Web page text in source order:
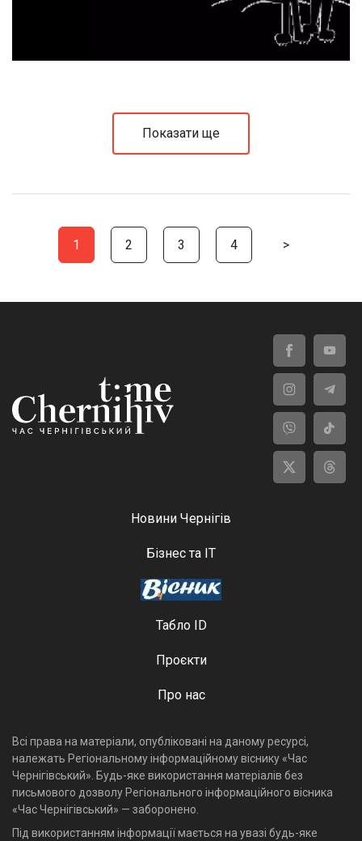
Показати ще
1 2 3 4 >
Новини Чернігів
Бізнес та ІТ
Табло ID
Проєкти
Про нас
Всі права на матеріали, опубліковані на даному ресурсі,
належать Регіональному інформаційному віснику «Час
Чернігівський». Будь-яке використання матеріалів без
письмового дозволу Регіонального інформаційного вісника
«Час Чернігівський» — заборонено.
Під використанням інформації мається на увазі будь-яке